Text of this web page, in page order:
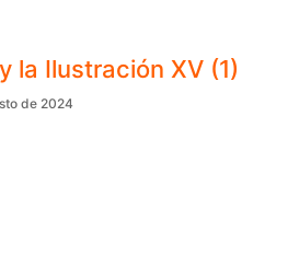
la Ilustración XV (1)
de 2024